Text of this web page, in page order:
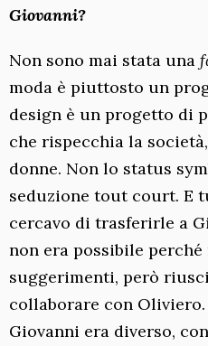
Giovanni?
Non sono mai stata una
moda è piuttosto un
design è un progetto di
che rispecchia la
donne. Non lo status
seduzione tout court. E
cercavo di trasferirle a
non era possibile
suggerimenti, però
collaborare con Oliviero.
Giovanni era diverso,